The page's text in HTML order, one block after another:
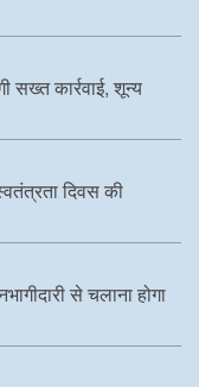
सख्त कार्रवाई, शून्य
दिवस की
से चलाना होगा